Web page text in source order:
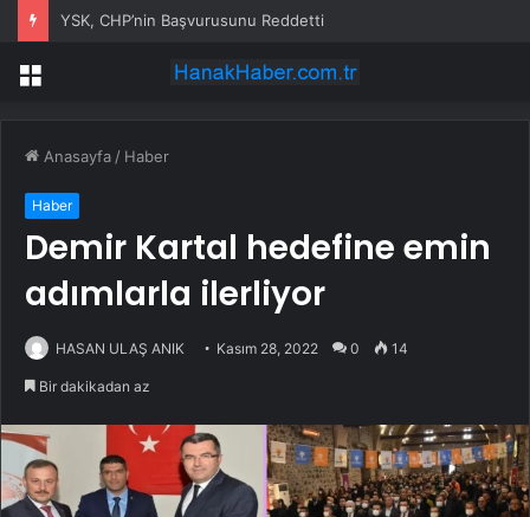
YSK, CHP’nin Başvurusunu Reddetti
Menü
Anasayfa / Haber
Haber
Demir Kartal hedefine emin
adımlarla ilerliyor
HASAN ULAŞ ANIK Kasım 28, 2022 0 14
Bir dakikadan az